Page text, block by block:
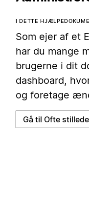
I DETTE
Som ejer af et
har du mange
brugerne i dit
dashboard,
og foretage
Gå til Ofte